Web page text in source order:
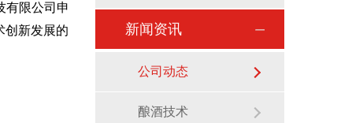
有限公司申
创新发展的
新闻资讯
公司动态
酿酒技术